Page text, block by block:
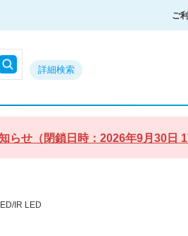
ご
詳細検索
せ（閉鎖日時：2026年9月30日
IR LED